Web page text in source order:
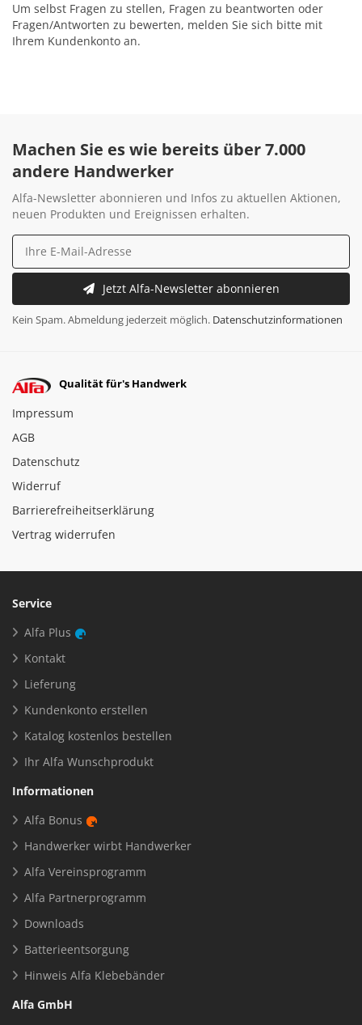
Um selbst Fragen zu stellen, Fragen zu beantworten oder
Fragen/Antworten zu bewerten, melden Sie sich bitte mit
Ihrem Kundenkonto an.
Machen Sie es wie bereits über 7.000
andere Handwerker
Alfa-Newsletter abonnieren und Infos zu aktuellen Aktionen,
neuen Produkten und Ereignissen erhalten.
Jetzt Alfa-Newsletter abonnieren
Kein Spam. Abmeldung jederzeit möglich. Datenschutzinformationen
Qualität für's Handwerk
Impressum
AGB
Datenschutz
Widerruf
Barrierefreiheitserklärung
Vertrag widerrufen
Service
Alfa Plus
Kontakt
Lieferung
Kundenkonto erstellen
Katalog kostenlos bestellen
Ihr Alfa Wunschprodukt
Informationen
Alfa Bonus
Handwerker wirbt Handwerker
Alfa Vereinsprogramm
Alfa Partnerprogramm
Downloads
Batterieentsorgung
Hinweis Alfa Klebebänder
Alfa GmbH